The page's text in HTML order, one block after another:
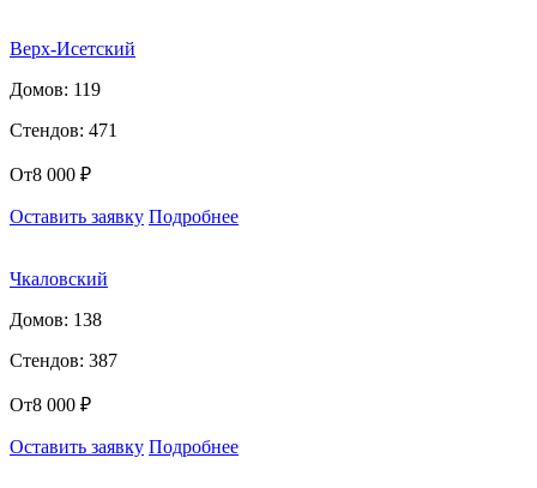
Верх-Исетский
Домов: 119
Стендов: 471
От8 000 ₽
Оставить заявку Подробнее
Чкаловский
Домов: 138
Стендов: 387
От8 000 ₽
Оставить заявку Подробнее